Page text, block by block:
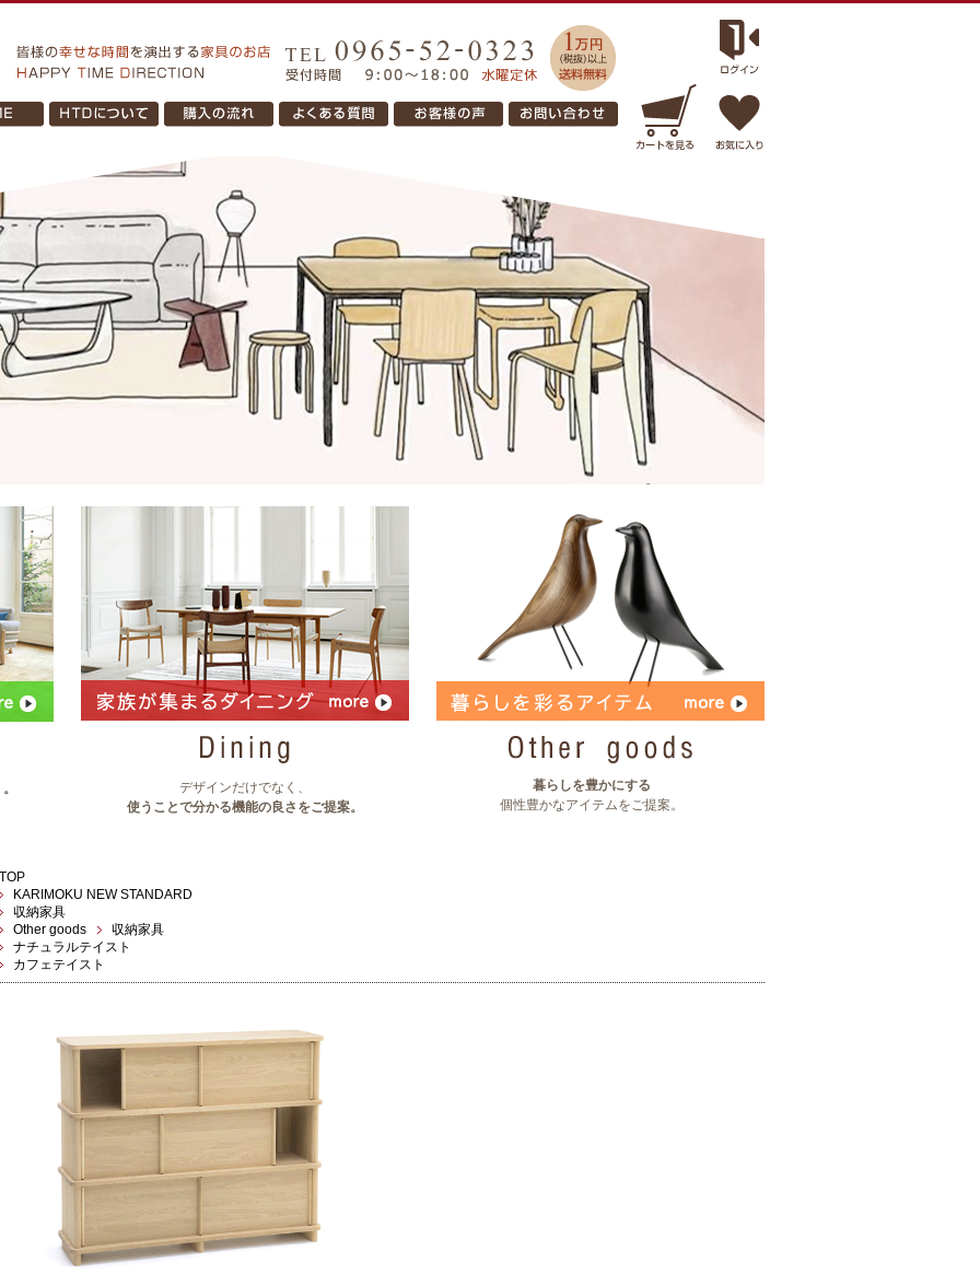
デザインだけでなく、
使うことで分かる機能の良さをご提案。
暮らしを豊かにする
個性豊かなアイテムをご提案。
TOP
KARIMOKU NEW STANDARD
収納家具
Other goods
収納家具
ナチュラルテイスト
カフェテイスト